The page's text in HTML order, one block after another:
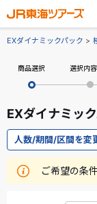
EXダイナミックパック
商品選択 選択内
EXダイナミッ
人数/期間/区間を変
ご希望の条